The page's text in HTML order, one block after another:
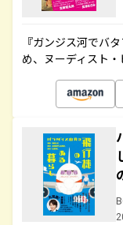
『ガンジス河でバ
め、ヌーディスト